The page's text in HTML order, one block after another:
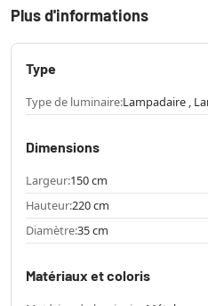
Plus d'informations
Type
Type de luminaire:Lampadaire ,
Dimensions
Largeur:150 cm
Hauteur:220 cm
Diamètre:35 cm
Matériaux et coloris